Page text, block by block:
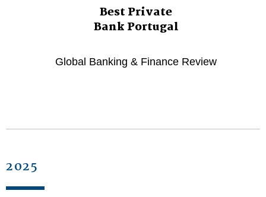
Best Private
Bank Portugal
Global Banking & Finance Review
2025